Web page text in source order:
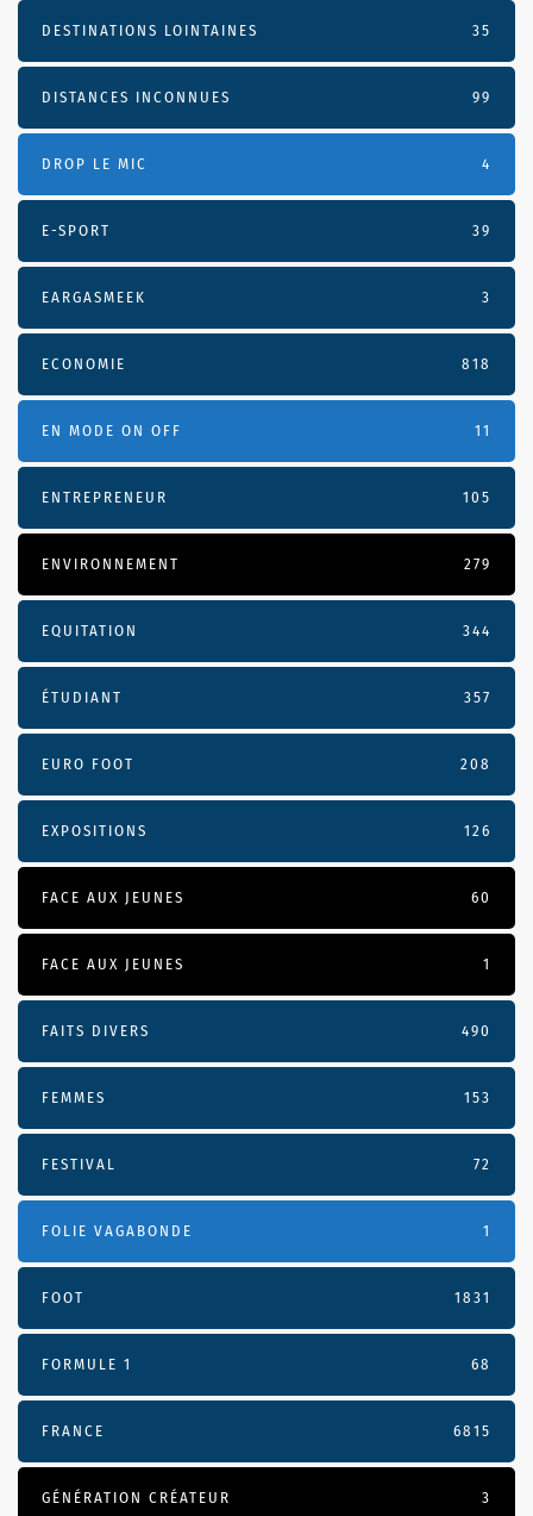
DESTINATIONS LOINTAINES 35
DISTANCES INCONNUES 99
DROP LE MIC 4
E-SPORT 39
EARGASMEEK 3
ECONOMIE 818
EN MODE ON OFF 11
ENTREPRENEUR 105
ENVIRONNEMENT 279
EQUITATION 344
ÉTUDIANT 357
EURO FOOT 208
EXPOSITIONS 126
FACE AUX JEUNES 60
FACE AUX JEUNES 1
FAITS DIVERS 490
FEMMES 153
FESTIVAL 72
FOLIE VAGABONDE 1
FOOT 1831
FORMULE 1 68
FRANCE 6815
GÉNÉRATION CRÉATEUR 3